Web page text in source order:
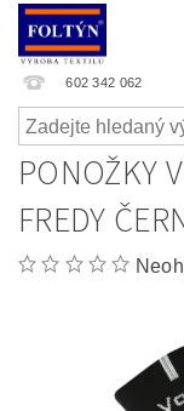
602 342 062
PONOŽKY
FREDY